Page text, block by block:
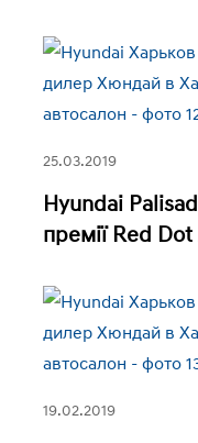
25.03.2019
Hyundai
премії Red
19.02.2019